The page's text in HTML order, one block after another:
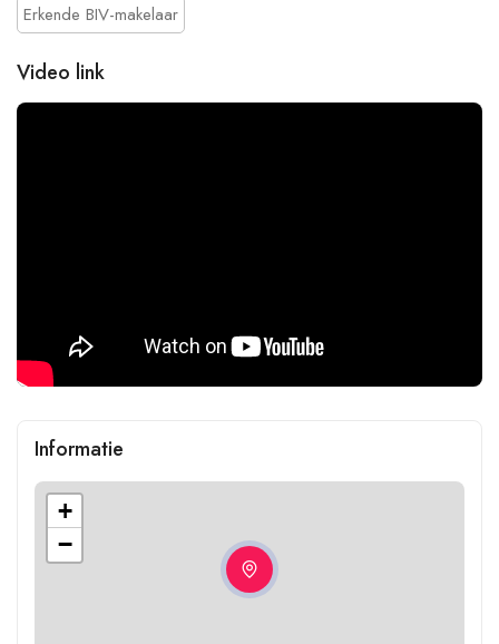
Erkende BIV-makelaar
Video link
Informatie
+
−